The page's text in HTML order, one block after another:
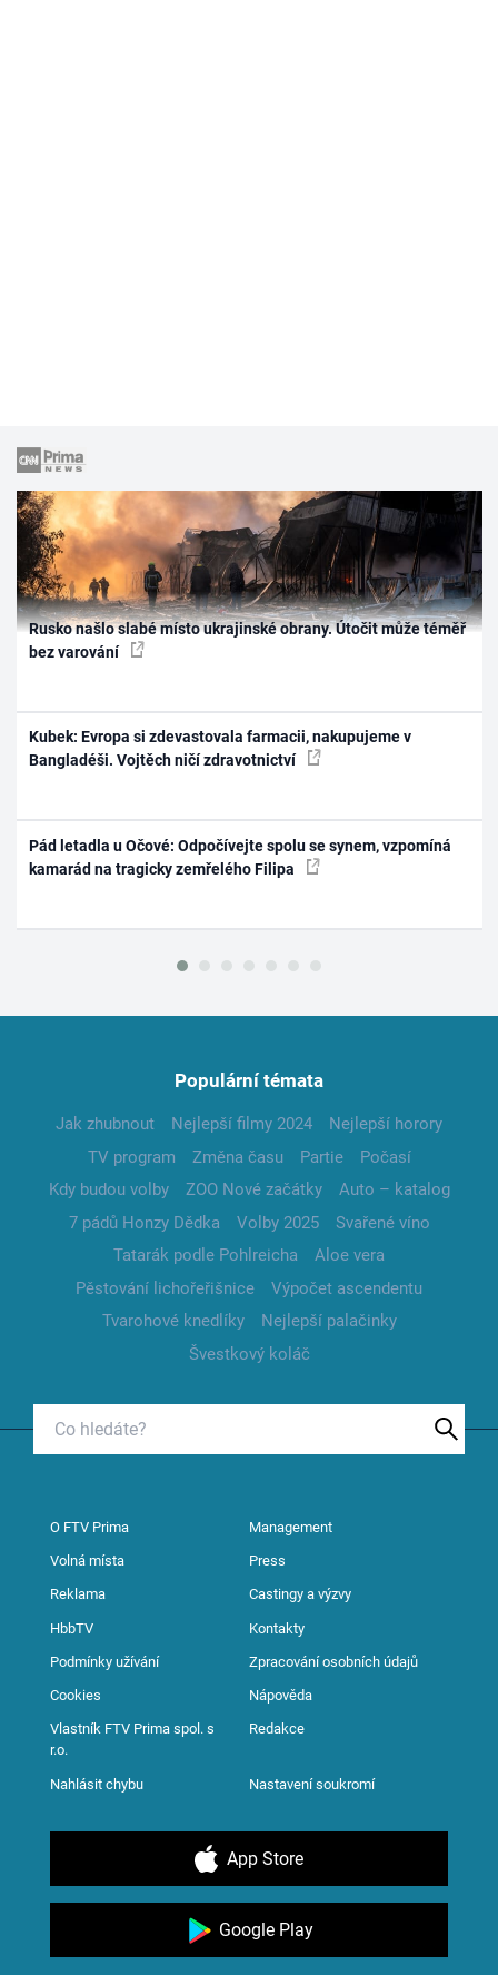
Rusko našlo slabé místo ukrajinské obrany. Útočit může téměř
bez varování
Kubek: Evropa si zdevastovala farmacii, nakupujeme v
Bangladéši. Vojtěch ničí zdravotnictví
Pád letadla u Očové: Odpočívejte spolu se synem, vzpomíná
kamarád na tragicky zemřelého Filipa
Populární témata
Jak zhubnout Nejlepší filmy 2024
Nejlepší horory
TV program
Změna času Partie
Počasí
Kdy budou volby
ZOO Nové začátky
Auto – katalog
7 pádů Honzy Dědka
Volby 2025
Svařené víno
Tatarák podle Pohlreicha
Aloe vera
Pěstování lichořeřišnice
Výpočet ascendentu
Tvarohové knedlíky
Nejlepší palačinky
Švestkový koláč
O FTV Prima Management
Volná místa Press
Reklama Castingy a výzvy
HbbTV Kontakty
Podmínky užívání Zpracování osobních údajů
Cookies Nápověda
Vlastník FTV Prima spol. s
r.o.
Redakce
Nahlásit chybu Nastavení soukromí
App Store
Google Play